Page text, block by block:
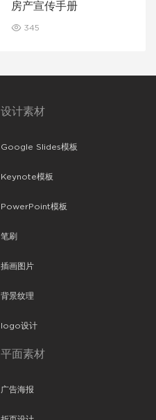
房产宣传手册
345
设计素材
Google Slides模板
Keynote模板
PowerPoint模板
笔刷
插画图片
背景纹理
logo设计
平面素材
广告海报